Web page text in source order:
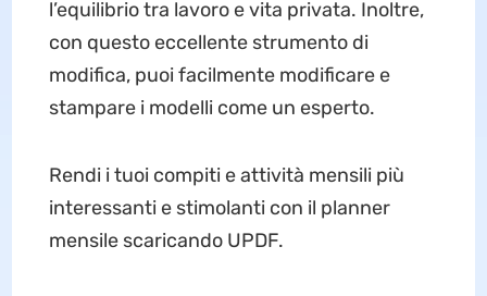
l’equilibrio tra lavoro e vita privata. Inoltre,
con questo eccellente strumento di
modifica, puoi facilmente modificare e
stampare i modelli come un esperto.
Rendi i tuoi compiti e attività mensili più
interessanti e stimolanti con il planner
mensile scaricando UPDF.